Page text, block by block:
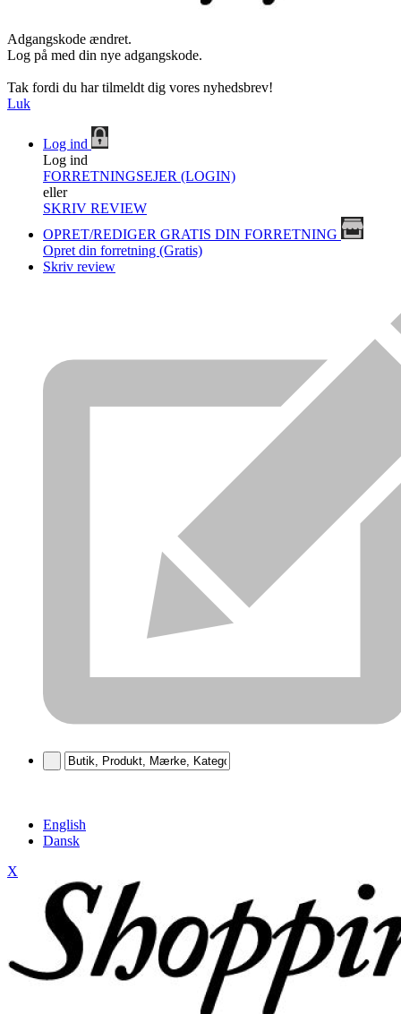
Adgangskode ændret.
Log på med din nye adgangskode.
Tak fordi du har tilmeldt dig vores nyhedsbrev!
Luk
Log ind
Log ind
FORRETNINGSEJER (LOGIN)
eller
SKRIV REVIEW
OPRET/REDIGER GRATIS DIN FORRETNING
Opret din forretning (Gratis)
Skriv review
English
Dansk
X